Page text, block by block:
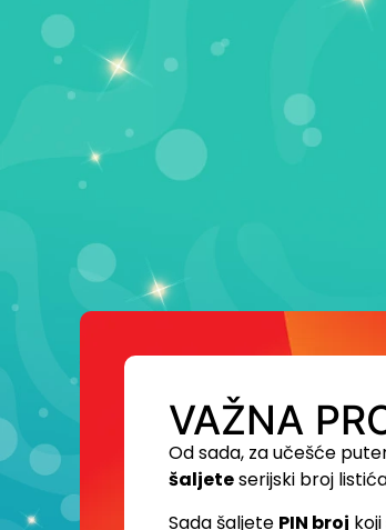
VAŽNA
Od sada, za učešće
šaljeteserijski broj
Sada šaljete PIN broj